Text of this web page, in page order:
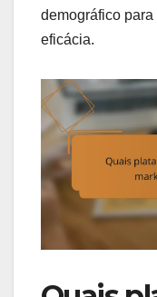
demográfico
eficácia.